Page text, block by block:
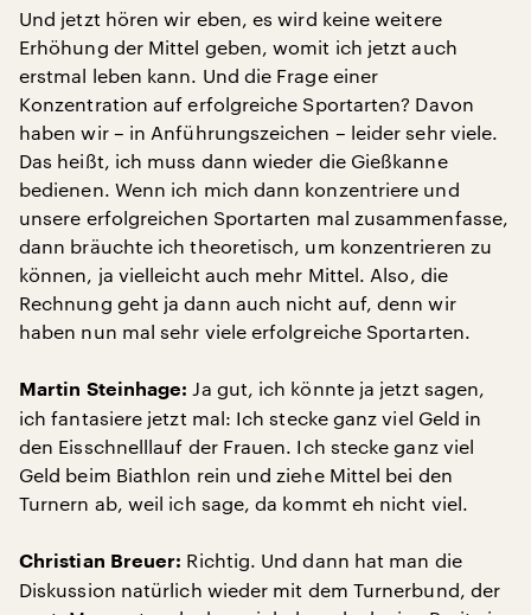
Und jetzt hören wir eben, es wird keine weitere
Erhöhung der Mittel geben, womit ich jetzt auch
erstmal leben kann. Und die Frage einer
Konzentration auf erfolgreiche Sportarten? Davon
haben wir – in Anführungszeichen – leider sehr viele.
Das heißt, ich muss dann wieder die Gießkanne
bedienen. Wenn ich mich dann konzentriere und
unsere erfolgreichen Sportarten mal zusammenfasse,
dann bräuchte ich theoretisch, um konzentrieren zu
können, ja vielleicht auch mehr Mittel. Also, die
Rechnung geht ja dann auch nicht auf, denn wir
haben nun mal sehr viele erfolgreiche Sportarten.
Martin Steinhage: Ja gut, ich könnte ja jetzt sagen,
ich fantasiere jetzt mal: Ich stecke ganz viel Geld in
den Eisschnelllauf der Frauen. Ich stecke ganz viel
Geld beim Biathlon rein und ziehe Mittel bei den
Turnern ab, weil ich sage, da kommt eh nicht viel.
Christian Breuer: Richtig. Und dann hat man die
Diskussion natürlich wieder mit dem Turnerbund, der